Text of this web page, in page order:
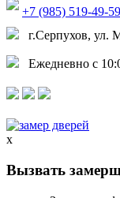
+7 (985) 519-49-59
г.Серпухов, ул.
Ежедневно с
x
Вызвать